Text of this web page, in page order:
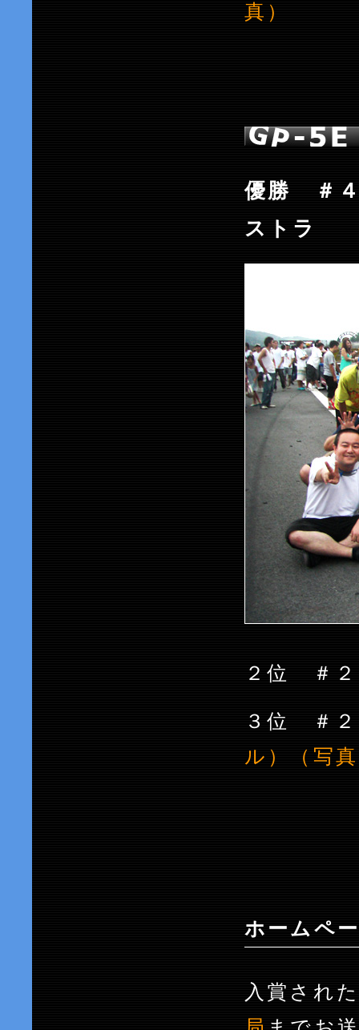
真）
優勝 ＃
ストラ
２位 ＃
３位
ル）（写
ホームペ
入賞され